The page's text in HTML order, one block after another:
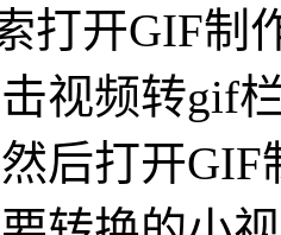
打开GIF制
视频转gif
后打开